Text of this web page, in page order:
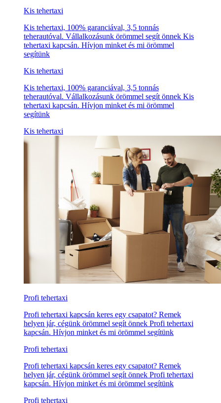
Kis tehertaxi
Kis tehertaxi, 100% garanciával, 3,5 tonnás
teherautóval. Vállalkozásunk örömmel segít önnek Kis
tehertaxi kapcsán. Hívjon minket és mi örömmel
segítünk
Kis tehertaxi
Kis tehertaxi, 100% garanciával, 3,5 tonnás
teherautóval. Vállalkozásunk örömmel segít önnek Kis
tehertaxi kapcsán. Hívjon minket és mi örömmel
segítünk
Kis tehertaxi
Profi tehertaxi
Profi tehertaxi kapcsán keres egy csapatot? Remek
helyen jár, cégünk örömmel segít önnek Profi tehertaxi
kapcsán. Hívjon minket és mi örömmel segítünk
Profi tehertaxi
Profi tehertaxi kapcsán keres egy csapatot? Remek
helyen jár, cégünk örömmel segít önnek Profi tehertaxi
kapcsán. Hívjon minket és mi örömmel segítünk
Profi tehertaxi